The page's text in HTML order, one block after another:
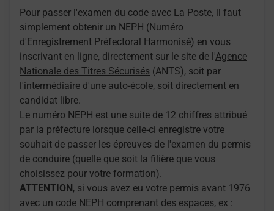
Pour passer l'examen du code avec La Poste, il faut
simplement obtenir un NEPH (Numéro
d'Enregistrement Préfectoral Harmonisé) en vous
inscrivant en ligne, directement sur le site de l'Agence
Nationale des Titres Sécurisés (ANTS), soit par
l'intermédiaire d'une auto-école, soit directement en
candidat libre.
Le numéro NEPH est une suite de 12 chiffres attribué
par la préfecture lorsque celle-ci enregistre votre
souhait de passer les épreuves de l'examen du permis
de conduire (quelle que soit la filière que vous
choisissez pour votre formation).
ATTENTION , si vous avez eu votre permis avant 1976
avec un code NEPH comprenant des espaces, ex :